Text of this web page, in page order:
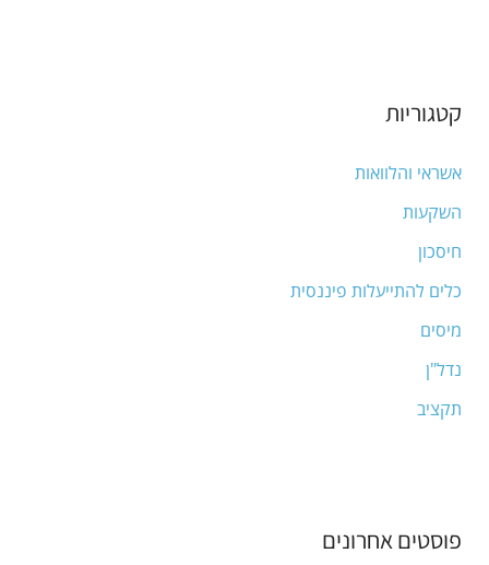
c
f
o
r
:
קטגוריות
אשראי והלוואות
השקעות
חיסכון
כלים להתייעלות פיננסית
מיסים
נדל"ן
תקציב
פוסטים אחרונים